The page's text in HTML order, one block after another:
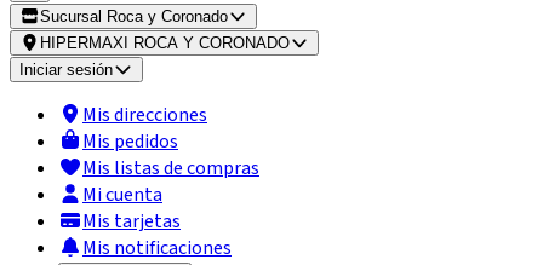
Sucursal Roca y Coronado
HIPERMAXI ROCA Y CORONADO
Iniciar sesión
Mis direcciones
Mis pedidos
Mis listas de compras
Mi cuenta
Mis tarjetas
Mis notificaciones